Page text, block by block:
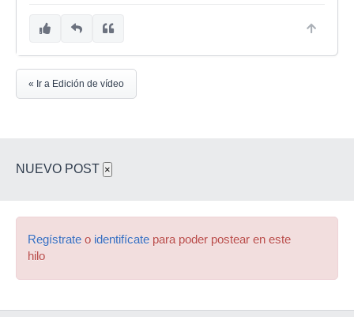
« Ir a Edición de vídeo
NUEVO POST ×
Regístrate o identifícate para poder postear en este
hilo